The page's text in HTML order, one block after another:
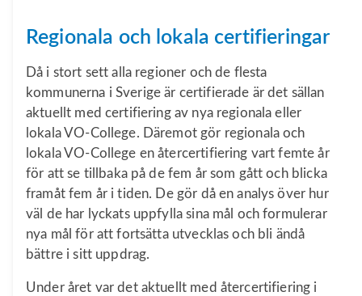
Regionala och lokala certifieringar
Då i stort sett alla regioner och de flesta
kommunerna i Sverige är certifierade är det sällan
aktuellt med certifiering av nya regionala eller
lokala VO-College. Däremot gör regionala och
lokala VO-College en återcertifiering vart femte år
för att se tillbaka på de fem år som gått och blicka
framåt fem år i tiden. De gör då en analys över hur
väl de har lyckats uppfylla sina mål och formulerar
nya mål för att fortsätta utvecklas och bli ändå
bättre i sitt uppdrag.
Under året var det aktuellt med återcertifiering i